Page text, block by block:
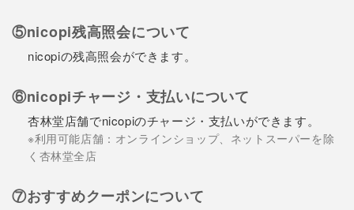
⑤nicopi残高照会について
nicopiの残高照会ができます。
⑥nicopiチャージ・支払いについて
杏林堂店舗でnicopiのチャージ・支払いができます。
※利用可能店舗：オンラインショップ、ネットスーパーを除
く杏林堂全店
⑦おすすめクーポンについて